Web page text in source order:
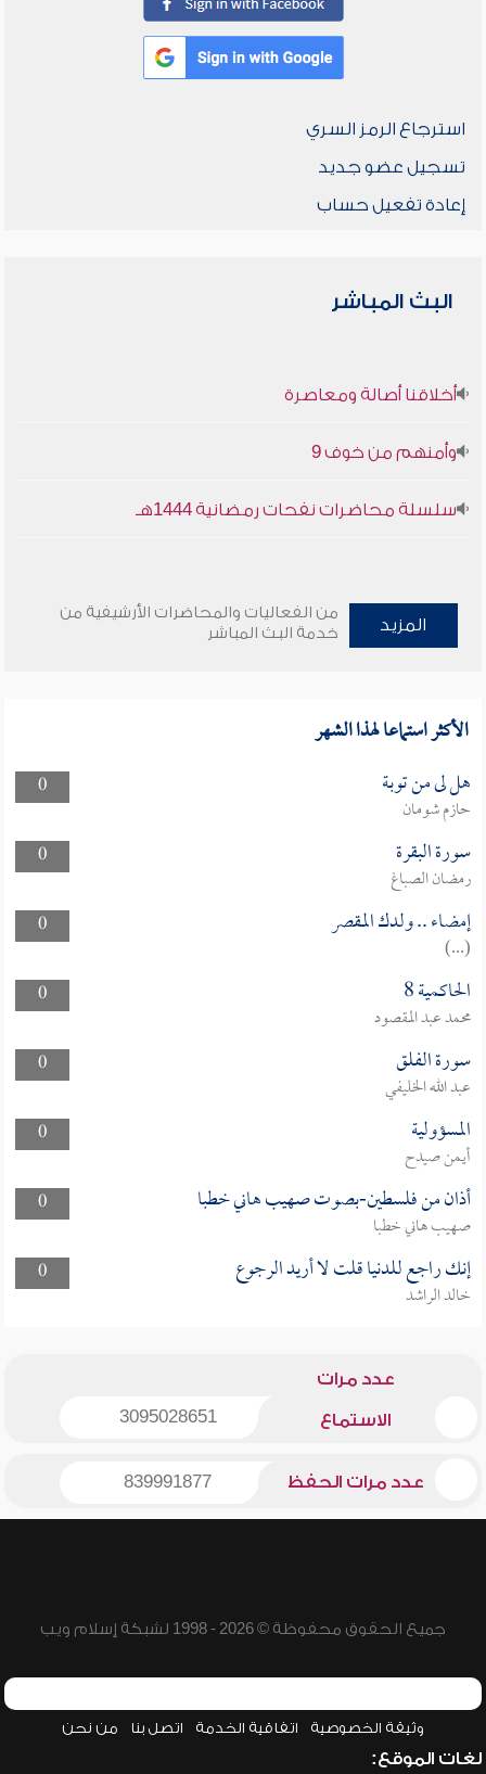
استرجاع الرمز السري
تسجيل عضو جديد
إعادة تفعيل حساب
البث المباشر
أخلاقنا أصالة ومعاصرة
وأمنهم من خوف 9
سلسلة محاضرات نفحات رمضانية 1444هـ
المزيد
من الفعاليات والمحاضرات الأرشيفية من
خدمة البث المباشر
الأكثر استماعا لهذا الشهر
0 هل لى من توبة
حازم شومان
0
سورة البقرة
رمضان الصباغ
0
إمضاء .. ولدك المقصر
(...)
0
الحاكمية 8
محمد عبد المقصود
0
سورة الفلق
عبد الله الخليفي
0
المسؤولية
أيمن صيدح
0
أذان من فلسطين-بصوت صهيب هاني خطبا
صهيب هاني خطبا
0
إنك راجع للدنيا قلت لا أريد الرجوع
خالد الراشد
عدد مرات
الاستماع 3095028651
عدد مرات الحفظ 839991877
جميع الحقوق محفوظة © 2026 - 1998 لشبكة إسلام ويب
وثيقة الخصوصية اتفاقية الخدمة اتصل بنا من نحن
لغات الموقع: